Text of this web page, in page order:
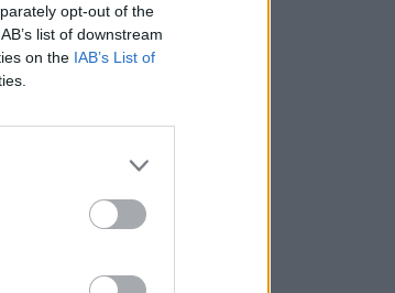
opt-out of the
list of downstream
on the IAB’s List of